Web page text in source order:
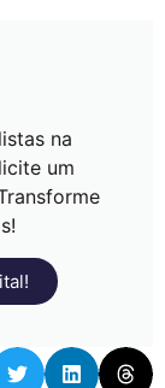
na
um